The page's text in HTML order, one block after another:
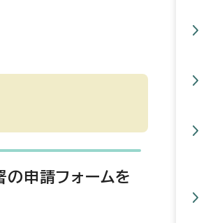
申請フォームを